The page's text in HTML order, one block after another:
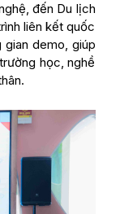
đến Du lịch
liên kết quốc
demo, giúp
học, nghề